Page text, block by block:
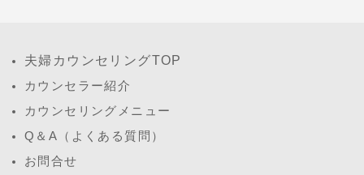
夫婦カウンセリングTOP
カウンセラー紹介
カウンセリングメニュー
Q＆A（よくある質問）
お問合せ